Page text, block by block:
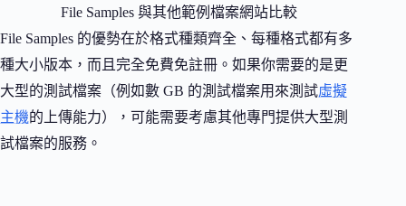
File Samples 與其他範例檔案網站比較
File Samples 的優勢在於格式種類齊全、每種格式都有多
種大小版本，而且完全免費免註冊。如果你需要的是更
大型的測試檔案（例如數 GB 的測試檔案用來測試虛擬
主機的上傳能力），可能需要考慮其他專門提供大型測
試檔案的服務。